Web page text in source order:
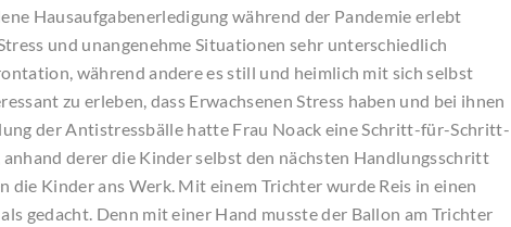
Hausaufgabenerledigung während der Pandemie erlebt
und unangenehme Situationen sehr unterschiedlich
während andere es still und heimlich mit sich selbst
zu erleben, dass Erwachsenen Stress haben und bei ihnen
der Antistressbälle hatte Frau Noack eine Schritt-für-Schritt-
derer die Kinder selbst den nächsten Handlungsschritt
die Kinder ans Werk. Mit einem Trichter wurde Reis in einen
gedacht. Denn mit einer Hand musste der Ballon am Trichter